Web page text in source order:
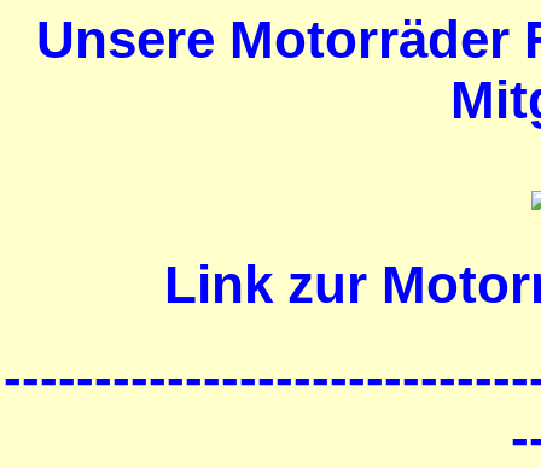
Unsere Motorräder
Link zur